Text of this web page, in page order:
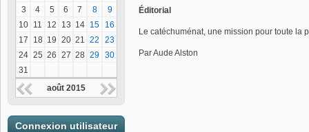
Éditorial
Le catéchuménat, une mission pour toute la
Par Aude Alston
3
4 5 6 7 8
9
10 11 12 13 14 15
16
17
18 19 20 21 22
23
24 25 26 27 28 29 30
31
août 2015
Connexion utilisateur